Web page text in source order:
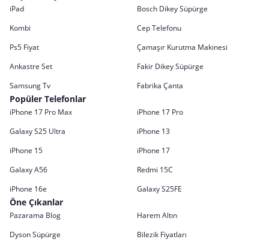
iPad
Bosch Dikey Süpürge
Kombi
Cep Telefonu
Ps5 Fiyat
Çamaşır Kurutma Makinesi
Ankastre Set
Fakir Dikey Süpürge
Samsung Tv
Fabrika Çanta
Popüler Telefonlar
iPhone 17 Pro Max
iPhone 17 Pro
Galaxy S25 Ultra
iPhone 13
iPhone 15
iPhone 17
Galaxy A56
Redmi 15C
iPhone 16e
Galaxy S25FE
Öne Çıkanlar
Pazarama Blog
Harem Altın
Dyson Süpürge
Bilezik Fiyatları